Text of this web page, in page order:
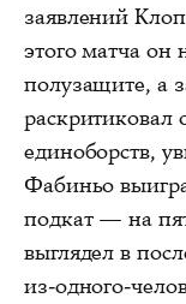
заявлений
этого матча он
полузащите, а
раскритиковал
единоборств,
Фабиньо
подкат — на
выглядел в
из-одного-